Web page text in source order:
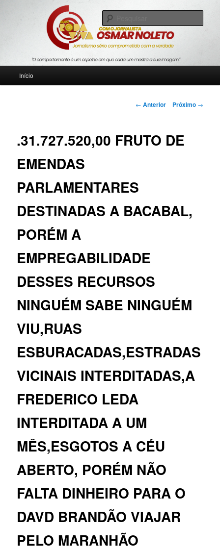
Blog Roda Viva
Jornalismo sério comprometido com a verdade
Início
Navegação
← Anterior Próximo →
.31.727.520,00 FRUTO DE
EMENDAS
PARLAMENTARES
DESTINADAS A BACABAL,
PORÉM A
EMPREGABILIDADE
DESSES RECURSOS
NINGUÉM SABE NINGUÉM
VIU,RUAS
ESBURACADAS,ESTRADAS
VICINAIS INTERDITADAS,A
FREDERICO LEDA
INTERDITADA A UM
MÊS,ESGOTOS A CÉU
ABERTO, PORÉM NÃO
FALTA DINHEIRO PARA O
DAVD BRANDÃO VIAJAR
PELO MARANHÃO